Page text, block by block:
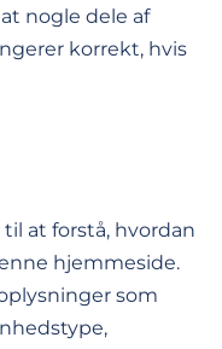
nogle dele af
korrekt, hvis
at forstå, hvordan
hjemmeside.
som